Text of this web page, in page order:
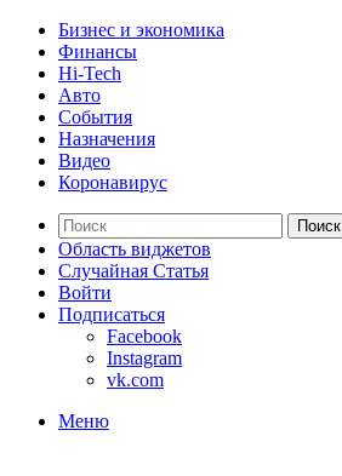
Бизнес и экономика
Финансы
Hi-Tech
Авто
События
Назначения
Видео
Коронавирус
Поиск
Область виджетов
Случайная Статья
Войти
Подписаться
Facebook
Instagram
vk.com
Меню